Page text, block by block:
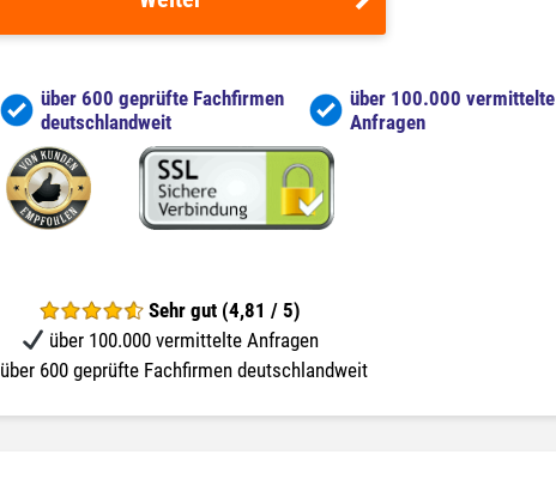
über 600 geprüfte Fachfirmen
deutschlandweit
über 100.000 vermittelte
Anfragen
Sehr gut (4,81 / 5)
über 100.000 vermittelte Anfragen
über 600 geprüfte Fachfirmen deutschlandweit